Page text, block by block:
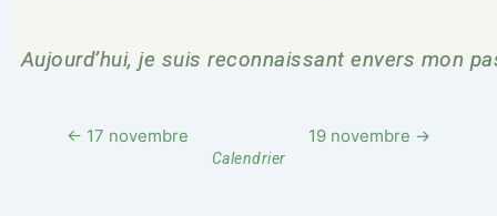
Aujourd’hui, je suis reconnaissant envers mon
← 17 novembre 19 novembre →
Calendrier